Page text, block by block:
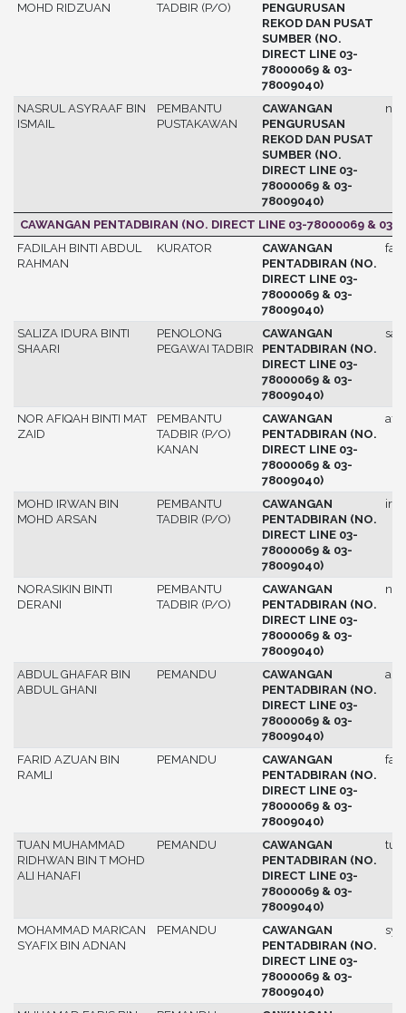
MOHD RIDZUAN
TADBIR (P/O)
PENGURUSAN
REKOD DAN PUSAT
SUMBER (NO.
DIRECT LINE 03-
78000069 & 03-
78009040)
NASRUL ASYRAAF BIN
ISMAIL
PEMBANTU
PUSTAKAWAN
CAWANGAN
PENGURUSAN
REKOD DAN PUSAT
SUMBER (NO.
DIRECT LINE 03-
78000069 & 03-
78009040)
CAWANGAN PENTADBIRAN (NO. DIRECT LINE 03-78000069 & 03-
FADILAH BINTI ABDUL
RAHMAN
KURATOR
CAWANGAN
PENTADBIRAN (NO.
DIRECT LINE 03-
78000069 & 03-
78009040)
SALIZA IDURA BINTI
SHAARI
PENOLONG
PEGAWAI TADBIR
CAWANGAN
PENTADBIRAN (NO.
DIRECT LINE 03-
78000069 & 03-
78009040)
NOR AFIQAH BINTI MAT
ZAID
PEMBANTU
TADBIR (P/O)
KANAN
CAWANGAN
PENTADBIRAN (NO.
DIRECT LINE 03-
78000069 & 03-
78009040)
MOHD IRWAN BIN
MOHD ARSAN
PEMBANTU
TADBIR (P/O)
CAWANGAN
PENTADBIRAN (NO.
DIRECT LINE 03-
78000069 & 03-
78009040)
NORASIKIN BINTI
DERANI
PEMBANTU
TADBIR (P/O)
CAWANGAN
PENTADBIRAN (NO.
DIRECT LINE 03-
78000069 & 03-
78009040)
ABDUL GHAFAR BIN
ABDUL GHANI
PEMANDU
CAWANGAN
PENTADBIRAN (NO.
DIRECT LINE 03-
78000069 & 03-
78009040)
FARID AZUAN BIN
RAMLI
PEMANDU
CAWANGAN
PENTADBIRAN (NO.
DIRECT LINE 03-
78000069 & 03-
78009040)
TUAN MUHAMMAD
RIDHWAN BIN T MOHD
ALI HANAFI
PEMANDU
CAWANGAN
PENTADBIRAN (NO.
DIRECT LINE 03-
78000069 & 03-
78009040)
MOHAMMAD MARICAN
SYAFIX BIN ADNAN
PEMANDU
CAWANGAN
PENTADBIRAN (NO.
DIRECT LINE 03-
78000069 & 03-
78009040)